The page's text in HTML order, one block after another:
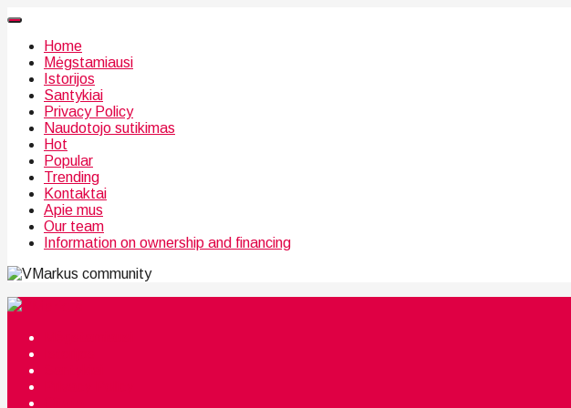
Home
Mėgstamiausi
Istorijos
Santykiai
Privacy Policy
Naudotojo sutikimas
Hot
Popular
Trending
Kontaktai
Apie mus
Our team
Information on ownership and financing
community